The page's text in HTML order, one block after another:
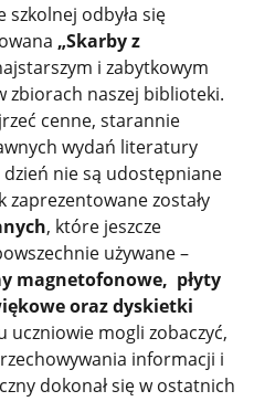
odbyła się
„Skarby z
i zabytkowym
zbiorach naszej biblioteki.
cenne, starannie
wydań literatury
nie są udostępniane
zaprezentowane zostały
, które jeszcze
używane –
magnetofonowe, płyty
oraz dyskietki
uczniowie mogli zobaczyć,
informacji i
dokonał się w ostatnich